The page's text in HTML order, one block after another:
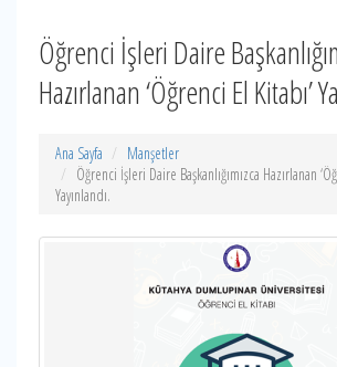
Öğrenci İşleri Daire
Hazırlanan ‘Öğrenci El Kitabı’
Ana Sayfa
Manşetler
Öğrenci İşleri Daire Başkanlığımızca Hazırlanan
Yayınlandı.